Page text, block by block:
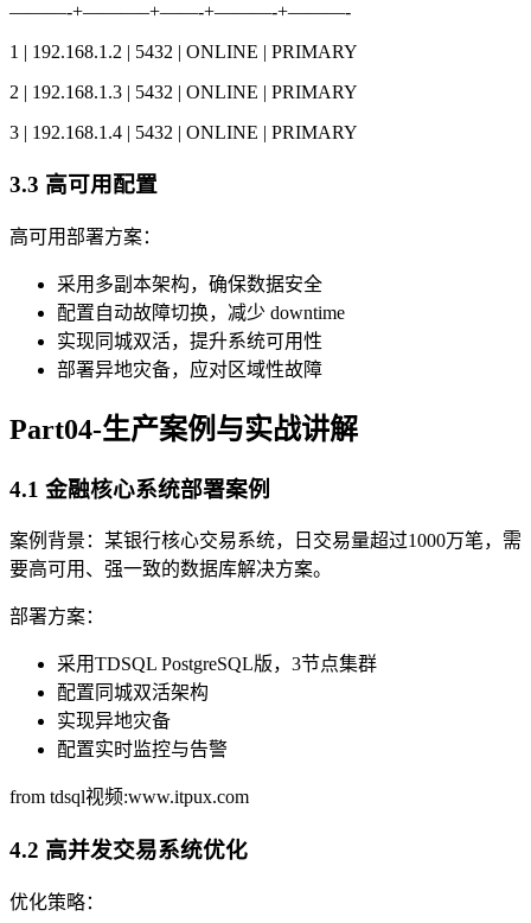
———-+———–+——-+———-+———-
1 | 192.168.1.2 | 5432 | ONLINE | PRIMARY
2 | 192.168.1.3 | 5432 | ONLINE | PRIMARY
3 | 192.168.1.4 | 5432 | ONLINE | PRIMARY
3.3 高可用配置
高可用部署方案：
采用多副本架构，确保数据安全
配置自动故障切换，减少 downtime
实现同城双活，提升系统可用性
部署异地灾备，应对区域性故障
Part04-生产案例与实战讲解
4.1 金融核心系统部署案例
案例背景：某银行核心交易系统，日交易量超过1000万笔，需
要高可用、强一致的数据库解决方案。
部署方案：
采用TDSQL PostgreSQL版，3节点集群
配置同城双活架构
实现异地灾备
配置实时监控与告警
from tdsql视频:www.itpux.com
4.2 高并发交易系统优化
优化策略：